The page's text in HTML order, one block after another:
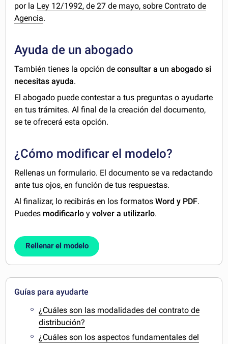
por la Ley 12/1992, de 27 de mayo, sobre Contrato de
Agencia.
Ayuda de un abogado
También tienes la opción deconsultar a un abogado si
necesitas ayuda.
El abogado puede contestar a tus preguntas o ayudarte
en tus trámites. Al final de la creación del documento,
se te ofrecerá esta opción.
¿Cómo modificar el modelo?
Rellenas un formulario. El documento se va redactando
ante tus ojos, en función de tus respuestas.
Al finalizar, lo recibirás en los formatosWord y PDF.
Puedes modificarlo yvolver a utilizarlo.
Rellenar el modelo
Guías para ayudarte
¿Cuáles son las modalidades del contrato de
distribución?
¿Cuáles son los aspectos fundamentales del